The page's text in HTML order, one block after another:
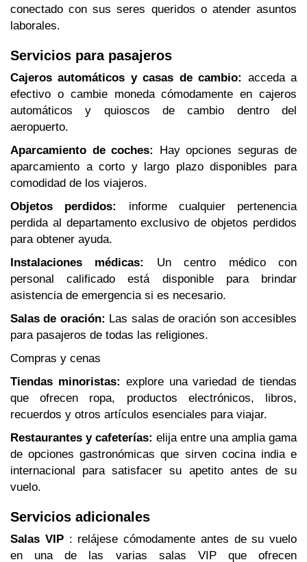
conectado con sus seres queridos o atender asuntos
laborales.
Servicios para pasajeros
Cajeros automáticos y casas de cambio: acceda a
efectivo o cambie moneda cómodamente en cajeros
automáticos y quioscos de cambio dentro del
aeropuerto.
Aparcamiento de coches:
Hay opciones seguras de
aparcamiento a corto y largo plazo disponibles para
comodidad de los viajeros.
Objetos perdidos:
informe cualquier pertenencia
perdida al departamento exclusivo de objetos perdidos
para obtener ayuda.
Instalaciones médicas:
Un centro médico con
personal calificado está disponible para brindar
asistencia de emergencia si es necesario.
Salas de oración: Las salas de oración son accesibles
para pasajeros de todas las religiones.
Compras y cenas
Tiendas minoristas: explore una variedad de tiendas
que ofrecen ropa, productos electrónicos, libros,
recuerdos y otros artículos esenciales para viajar.
Restaurantes y cafeterías: elija entre una amplia gama
de opciones gastronómicas que sirven cocina india e
internacional para satisfacer su apetito antes de su
vuelo.
Servicios adicionales
Salas VIP: relájese cómodamente antes de su vuelo
en una de las varias salas VIP que ofrecen